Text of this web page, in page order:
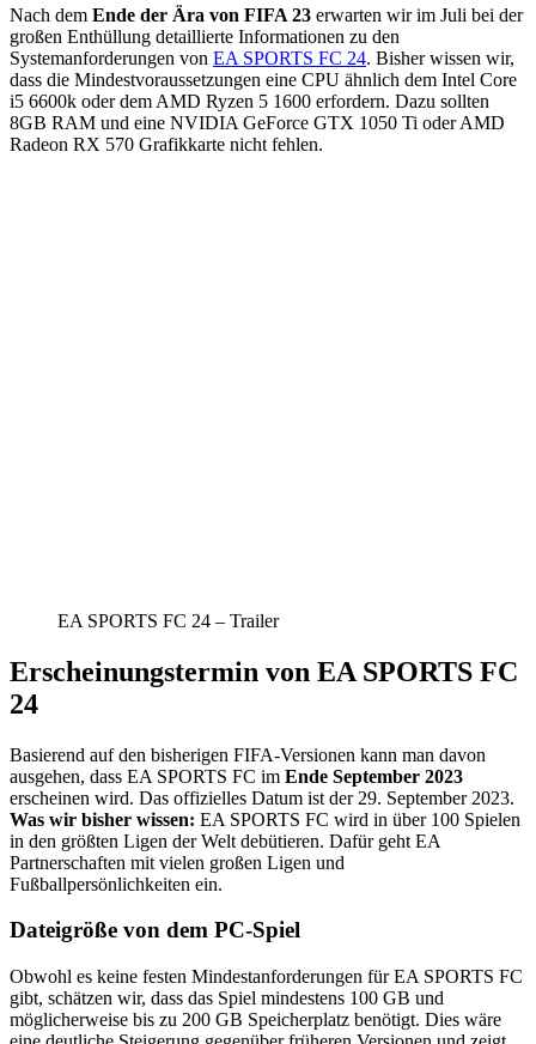
Nach dem Ende der Ära von FIFA 23 erwarten wir im Juli bei der
großen Enthüllung detaillierte Informationen zu den
Systemanforderungen von EA SPORTS FC 24. Bisher wissen wir,
dass die Mindestvoraussetzungen eine CPU ähnlich dem Intel Core
i5 6600k oder dem AMD Ryzen 5 1600 erfordern. Dazu sollten
8GB RAM und eine NVIDIA GeForce GTX 1050 Ti oder AMD
Radeon RX 570 Grafikkarte nicht fehlen.
EA SPORTS FC 24 – Trailer
Erscheinungstermin von EA SPORTS FC
24
Basierend auf den bisherigen FIFA-Versionen kann man davon
ausgehen, dass EA SPORTS FC im Ende September 2023
erscheinen wird. Das offizielles Datum ist der 29. September 2023.
Was wir bisher wissen: EA SPORTS FC wird in über 100 Spielen
in den größten Ligen der Welt debütieren. Dafür geht EA
Partnerschaften mit vielen großen Ligen und
Fußballpersönlichkeiten ein.
Dateigröße von dem PC-Spiel
Obwohl es keine festen Mindestanforderungen für EA SPORTS FC
gibt, schätzen wir, dass das Spiel mindestens 100 GB und
möglicherweise bis zu 200 GB Speicherplatz benötigt. Dies wäre